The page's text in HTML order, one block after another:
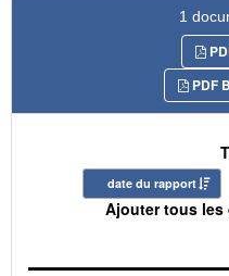
1
PDF
date du rapport
Ajouter tous les